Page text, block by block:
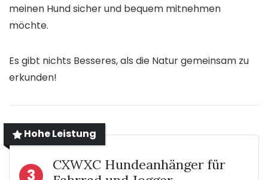
meinen Hund sicher und bequem mitnehmen
möchte.
Es gibt nichts Besseres, als die Natur gemeinsam zu
erkunden!
Hohe Leistung
3
CXWXC Hundeanhänger für